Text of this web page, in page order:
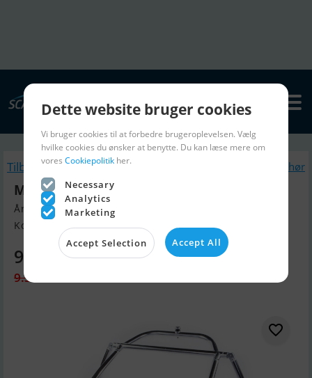
Tilbage Lignende Bådtilbehør
Monstertower MT1
Årgang 2026, Bådtilbehør til salg
Kolding, Danmark
9.368 DKK
9.368 DKK
Dette website bruger cookies
Vi bruger cookies til at forbedre brugeroplevelsen. Vælg
hvilke cookies du ønsker at benytte. Du kan læse mere om
vores Cookiepolitik her.
Necessary
Analytics
Marketing
Accept Selection Accept All